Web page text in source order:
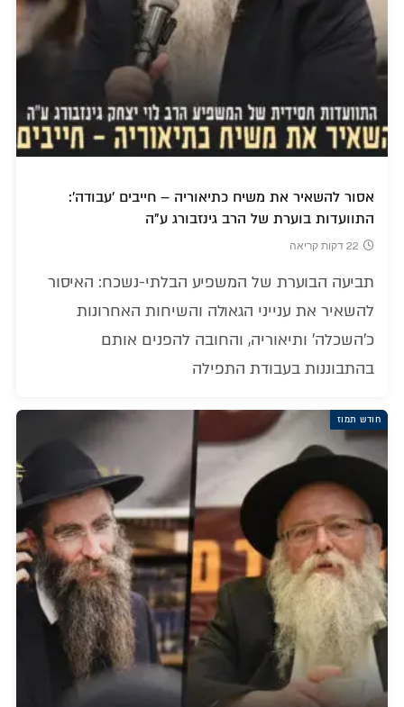
אסור להשאיר את משיח כתיאוריה – חייבים 'עבודה':
התוועדות בוערת של הרב גינזבורג ע"ה
22 דקות קריאה
תביעה הבוערת של המשפיע הבלתי-נשכח: האיסור
להשאיר את ענייני הגאולה והשיחות האחרונות
כ'השכלה' ותיאוריה, והחובה להפנים אותם
בהתבוננות בעבודת התפילה
חודש תמוז